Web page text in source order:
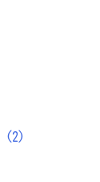
(2)